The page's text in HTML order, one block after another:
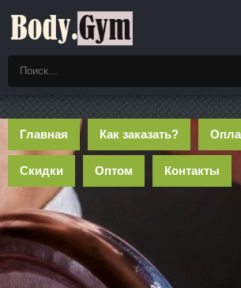
Главная Как заказать?
Скидки Оптом Контакты